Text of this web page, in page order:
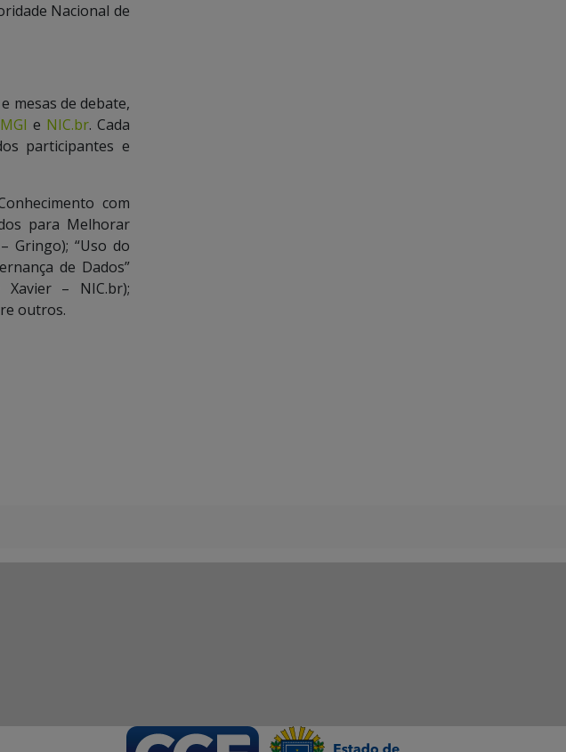
Nacional de
mesas de debate,
MGI e NIC.br. Cada
participantes e
com
para Melhorar
Gringo); “Uso do
de Dados”
Xavier – NIC.br);
outros.